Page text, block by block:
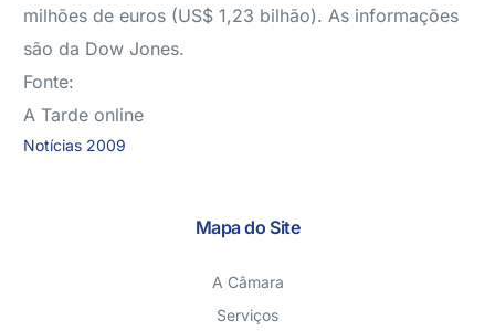
milhões de euros (US$ 1,23 bilhão). As informações
são da Dow Jones.
Fonte:
A Tarde online
Notícias 2009
Mapa do Site
A Câmara
Serviços